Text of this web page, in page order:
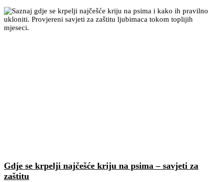
Gdje se krpelji najčešće kriju na psima – savjeti za
zaštitu